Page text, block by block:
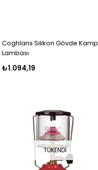
Coghlans Silikon Gövde Kamp
Lambası
₺1.094,19
TÜKENDI